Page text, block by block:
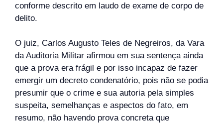
conforme descrito em laudo de exame de corpo de
delito.
O juiz, Carlos Augusto Teles de Negreiros, da Vara
da Auditoria Militar afirmou em sua sentença ainda
que a prova era frágil e por isso incapaz de fazer
emergir um decreto condenatório, pois não se podia
presumir que o crime e sua autoria pela simples
suspeita, semelhanças e aspectos do fato, em
resumo, não havendo prova concreta que